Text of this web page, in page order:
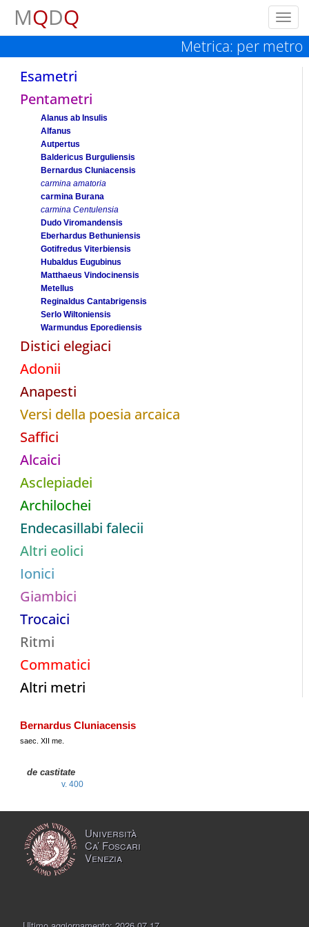
MQDQ
Metrica: per metro
Esametri
Pentametri
Alanus ab Insulis
Alfanus
Autpertus
Baldericus Burguliensis
Bernardus Cluniacensis
carmina amatoria
carmina Burana
carmina Centulensia
Dudo Viromandensis
Eberhardus Bethuniensis
Gotifredus Viterbiensis
Hubaldus Eugubinus
Matthaeus Vindocinensis
Metellus
Reginaldus Cantabrigensis
Serlo Wiltoniensis
Warmundus Eporediensis
Distici elegiaci
Adonii
Anapesti
Versi della poesia arcaica
Saffici
Alcaici
Asclepiadei
Archilochei
Endecasillabi falecii
Altri eolici
Ionici
Giambici
Trocaici
Ritmi
Commatici
Altri metri
Bernardus Cluniacensis
saec. XII me.
de castitate
v. 400
Università
Ca’ Foscari
Venezia